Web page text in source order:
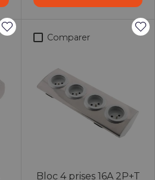
Comparer
Bloc 4 prises 16A 2P+T